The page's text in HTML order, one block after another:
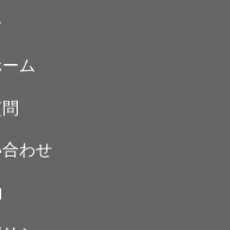
ム
わせ